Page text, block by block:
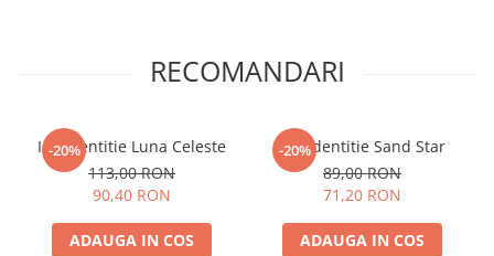
RECOMANDARI
-20%
Inel dentitie Luna Celeste
113,00 RON
90,40 RON
ADAUGA IN COS
-20%
Inel dentitie Sand Star
89,00 RON
71,20 RON
ADAUGA IN COS